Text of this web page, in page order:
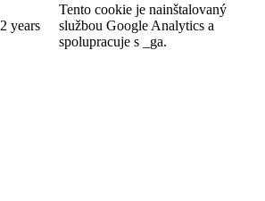
2 years
Tento cookie je nainštalovaný
službou Google Analytics a
spolupracuje s _ga.